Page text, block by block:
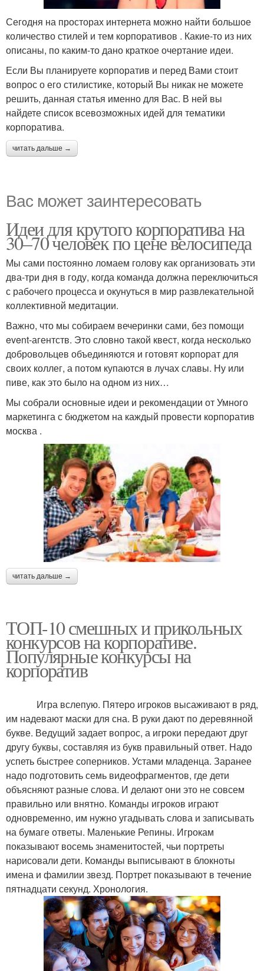
Сегодня на просторах интернета можно найти большое
количество стилей и тем корпоративов . Какие-то из них
описаны, по каким-то дано краткое очертание идеи.
Если Вы планируете корпоратив и перед Вами стоит
вопрос о его стилистике, который Вы никак не можете
решить, данная статья именно для Вас. В ней вы
найдете список всевозможных идей для тематики
корпоратива.
читать дальше →
Вас может заинтересовать
Идеи для крутого корпоратива на
30–70 человек по цене велосипеда
Мы сами постоянно ломаем голову как организовать эти
два-три дня в году, когда команда должна переключиться
с рабочего процесса и окунуться в мир развлекательной
коллективной медитации.
Важно, что мы собираем вечеринки сами, без помощи
event-агентств. Это словно такой квест, когда несколько
добровольцев объединяются и готовят корпорат для
своих коллег, а потом купаются в лучах славы. Ну или
пиве, как это было на одном из них…
Мы собрали основные идеи и рекомендации от Умного
маркетинга с бюджетом на каждый провести корпоратив
москва .
читать дальше →
ТОП-10 смешных и прикольных
конкурсов на корпоративе.
Популярные конкурсы на
корпоратив
Игра вслепую. Пятеро игроков высаживают в ряд,
им надевают маски для сна. В руки дают по деревянной
букве. Ведущий задает вопрос, а игроки передают друг
другу буквы, составляя из букв правильный ответ. Надо
успеть быстрее соперников. Устами младенца. Заранее
надо подготовить семь видеофрагментов, где дети
объясняют разные слова. И делают они это не совсем
правильно или внятно. Команды игроков играют
одновременно, им нужно угадывать слова и записывать
на бумаге ответы. Маленькие Репины. Игрокам
показывают восемь знаменитостей, чьи портреты
нарисовали дети. Команды выписывают в блокноты
имена и фамилии звезд. Портрет показывают в течение
пятнадцати секунд. Хронология.